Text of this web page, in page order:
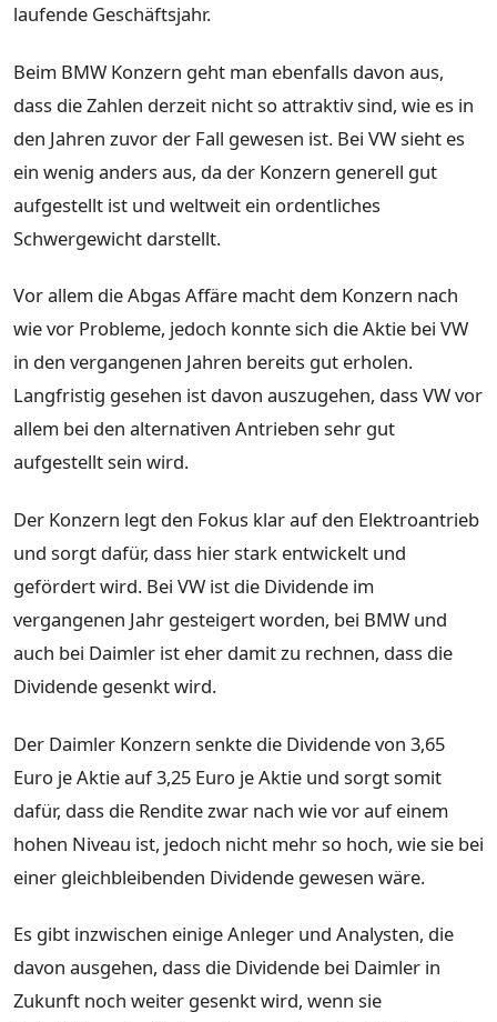
laufende Geschäftsjahr.
Beim BMW Konzern geht man ebenfalls davon aus,
dass die Zahlen derzeit nicht so attraktiv sind, wie es in
den Jahren zuvor der Fall gewesen ist. Bei VW sieht es
ein wenig anders aus, da der Konzern generell gut
aufgestellt ist und weltweit ein ordentliches
Schwergewicht darstellt.
Vor allem die Abgas Affäre macht dem Konzern nach
wie vor Probleme, jedoch konnte sich die Aktie bei VW
in den vergangenen Jahren bereits gut erholen.
Langfristig gesehen ist davon auszugehen, dass VW vor
allem bei den alternativen Antrieben sehr gut
aufgestellt sein wird.
Der Konzern legt den Fokus klar auf den Elektroantrieb
und sorgt dafür, dass hier stark entwickelt und
gefördert wird. Bei VW ist die Dividende im
vergangenen Jahr gesteigert worden, bei BMW und
auch bei Daimler ist eher damit zu rechnen, dass die
Dividende gesenkt wird.
Der Daimler Konzern senkte die Dividende von 3,65
Euro je Aktie auf 3,25 Euro je Aktie und sorgt somit
dafür, dass die Rendite zwar nach wie vor auf einem
hohen Niveau ist, jedoch nicht mehr so hoch, wie sie bei
einer gleichbleibenden Dividende gewesen wäre.
Es gibt inzwischen einige Anleger und Analysten, die
davon ausgehen, dass die Dividende bei Daimler in
Zukunft noch weiter gesenkt wird, wenn sie